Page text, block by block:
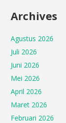
Archives
Agustus 2026
Juli 2026
Juni 2026
Mei 2026
April 2026
Maret 2026
Februari 2026